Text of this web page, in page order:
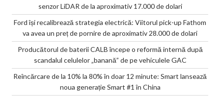
senzor LiDAR de la aproximativ 17.000 de dolari
Ford își recalibrează strategia electrică: Viitorul pick-up Fathom
va avea un preț de pornire de aproximativ 28.000 de dolari
Producătorul de baterii CALB începe o reformă internă după
scandalul celulelor „banană” de pe vehiculele GAC
Reîncărcare de la 10% la 80% în doar 12 minute: Smart lansează
noua generație Smart #1 în China